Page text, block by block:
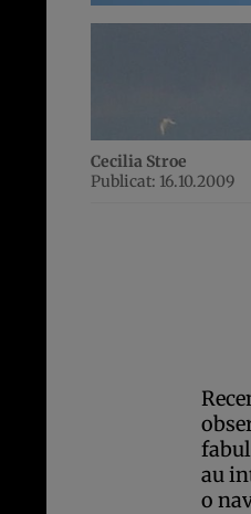
Cecilia Stroe
Publicat: 16.10.2009
au
o